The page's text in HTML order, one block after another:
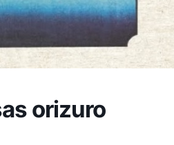
orizuro